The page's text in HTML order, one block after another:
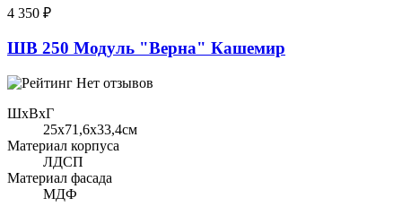
4 350 ₽
ШВ 250 Модуль "Верна" Кашемир
Нет отзывов
ШхВхГ
25x71,6х33,4см
Материал корпуса
ЛДСП
Материал фасада
МДФ